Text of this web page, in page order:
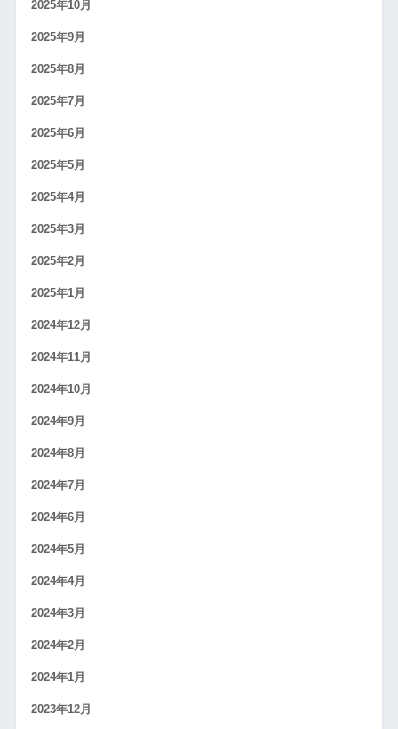
2025年10月
2025年9月
2025年8月
2025年7月
2025年6月
2025年5月
2025年4月
2025年3月
2025年2月
2025年1月
2024年12月
2024年11月
2024年10月
2024年9月
2024年8月
2024年7月
2024年6月
2024年5月
2024年4月
2024年3月
2024年2月
2024年1月
2023年12月